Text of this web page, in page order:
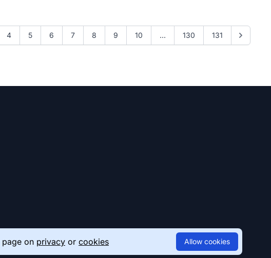
4 5 6 7 8 9 10 ... 130 131
on privacy or cookies Allow cookies